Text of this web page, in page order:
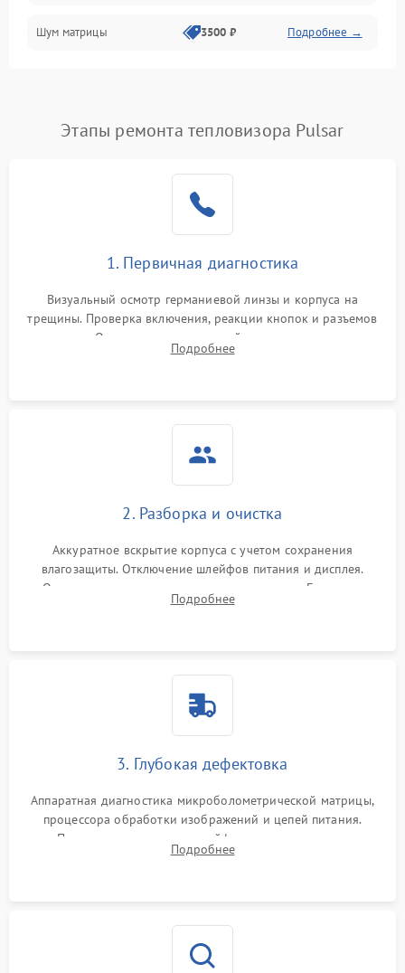
Проблемы питания
Сбои коммуникаций и интерфейсов
Экран (дисплей)
Шум матрицы 3500 ₽ Подробнее →
Этапы ремонта тепловизора Pulsar
1. Первичная диагностика
Визуальный осмотр германиевой линзы и корпуса на
трещины. Проверка включения, реакции кнопок и разъемов
зарядки. Оценка вывода тепловой сигнатуры на экран,
проверка базовых функций и считывание системных
Подробнее
2. Разборка и очистка
Аккуратное вскрытие корпуса с учетом сохранения
влагозащиты. Отключение шлейфов питания и дисплея.
Очистка внутренних плат от окислов и пыли. Бережная
обработка германиевого объектива специализированными
Подробнее
3. Глубокая дефектовка
Аппаратная диагностика микроболометрической матрицы,
процессора обработки изображений и цепей питания.
Проверка целостности шлейфов, модуля памяти и
интерфейсов связи. Выявление сгоревших SMD-компонентов
Подробнее